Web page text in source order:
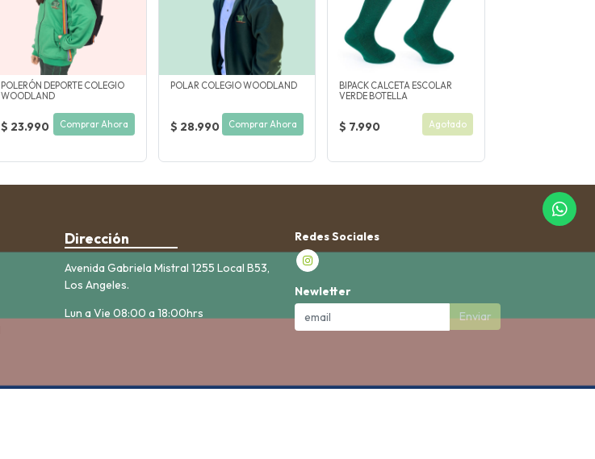
POLERÓN DEPORTE COLEGIO
WOODLAND
$ 23.990 Comprar Ahora
POLAR COLEGIO WOODLAND
$ 28.990 Comprar Ahora
BIPACK CALCETA ESCOLAR
VERDE BOTELLA
$ 7.990 Agotado
Dirección
Avenida Gabriela Mistral 1255 Local B53,
Los Angeles.
Lun a Vie 08:00 a 18:00hrs
Redes Sociales
Newletter
Enviar